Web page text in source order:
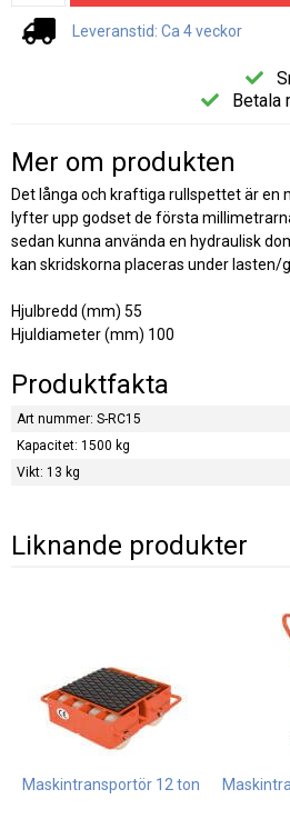
Leveranstid: Ca 4 veckor
Betala
Mer om produkten
Det långa och kraftiga rullspettet är en
lyfter upp godset de första
sedan kunna använda en hydraulisk
kan skridskorna placeras under lasten/
Hjulbredd (mm) 55
Hjuldiameter (mm) 100
Produktfakta
Art nummer: S-RC15
Kapacitet: 1500 kg
Vikt: 13 kg
Liknande produkter
Maskintransportör 12 ton